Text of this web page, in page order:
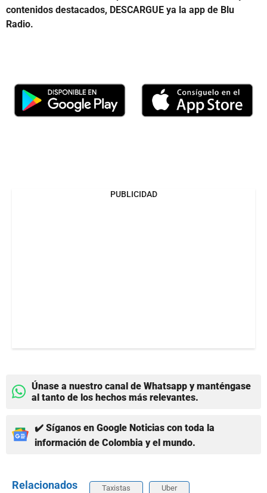
contenidos destacados, DESCARGUE ya la app de Blu
Radio.
PUBLICIDAD
Únase a nuestro canal de Whatsapp y manténgase
al tanto de los hechos más relevantes.
✔️ Síganos en Google Noticias con toda la
información de Colombia y el mundo.
Relacionados Taxistas Uber